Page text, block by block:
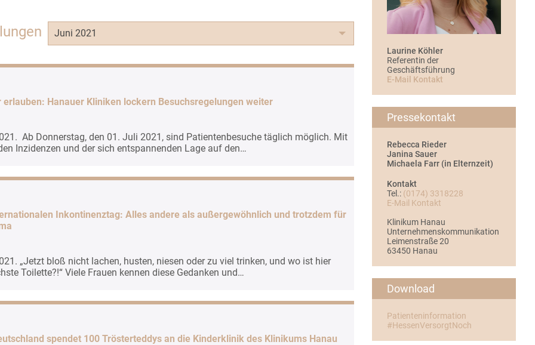
Juni 2021
erlauben: Hanauer Kliniken lockern Besuchsregelungen weiter
Ab Donnerstag, den 01. Juli 2021, sind Patientenbesuche täglich möglich. Mit
Inzidenzen und der sich entspannenden Lage auf den…
Inkontinenztag: Alles andere als außergewöhnlich und trotzdem für
„Jetzt bloß nicht lachen, husten, niesen oder zu viel trinken, und wo ist hier
Toilette?!“ Viele Frauen kennen diese Gedanken und…
spendet 100 Trösterteddys an die Kinderklinik des Klinikums Hanau
Laurine Köhler
Referentin der
Geschäftsführung
E-Mail Kontakt
Pressekontakt
Rebecca Rieder
Janina Sauer
Michaela Farr (in Elternzeit)
Kontakt
Tel.: (0174) 3318228
E-Mail Kontakt
Klinikum Hanau
Unternehmenskommunikation
Leimenstraße 20
63450 Hanau
Download
Patienteninformation
#HessenVersorgtNoch